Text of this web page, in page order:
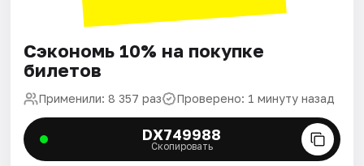
Сэкономь 10% на покупке
билетов
Применили: 8 357 раз Проверено: 1 минуту назад
DX749988
Скопировать